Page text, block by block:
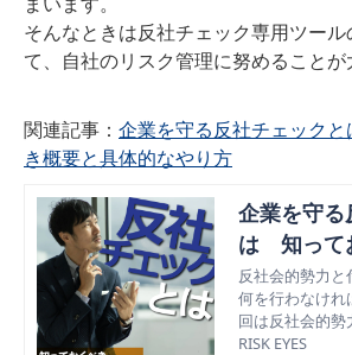
そんなときは反社チェック専用ツー
て、自社のリスク管理に努めることが
関連記事： 企業を守る反社チェック
き概要と具体的なやり方
企業を守る
は 知って
具体的なや
反社会的勢力と
何を行わなけれ
回は反社会的勢
反社チェックに
RISK EYES